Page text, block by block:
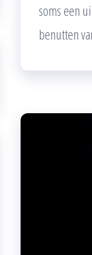
soms een
benutten